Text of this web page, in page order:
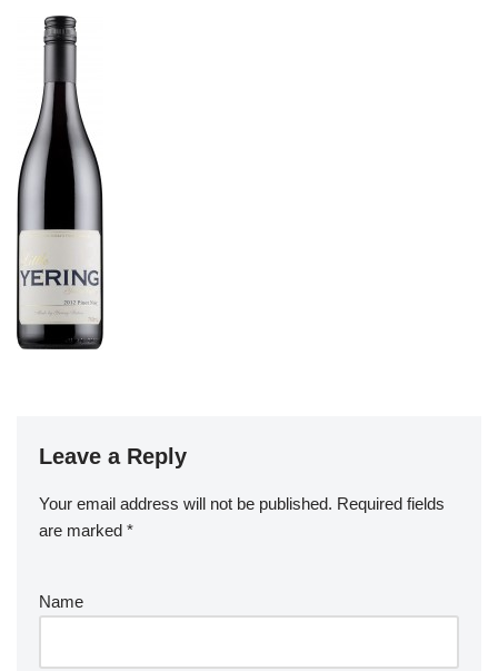
Leave a Reply
Your email address will not be published. Required fields
are marked *
Name